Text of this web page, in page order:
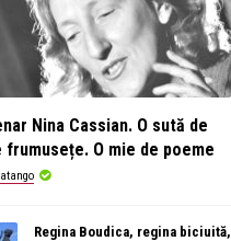
Nina Cassian. O sută de
frumusețe. O mie de poeme
Regina Boudica, regina biciuită,